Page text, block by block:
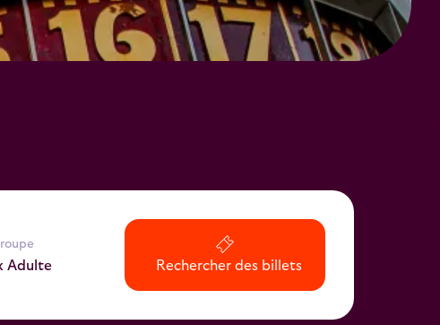
Adulte Rechercher des billets